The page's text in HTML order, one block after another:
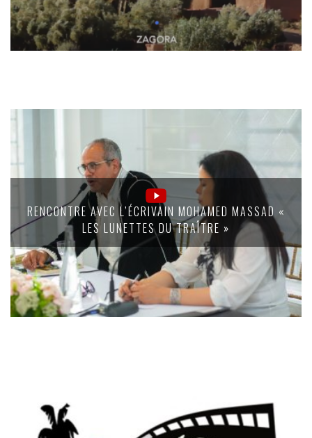
RENCONTRE AVEC L’ÉCRIVAIN MOHAMED MASSAD «
LES LUNETTES DU TRAÎTRE »